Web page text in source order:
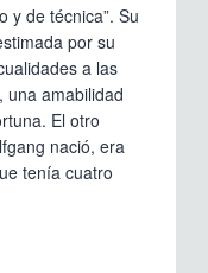
y de técnica”. Su
por su
a las
una amabilidad
El otro
nació, era
tenía cuatro